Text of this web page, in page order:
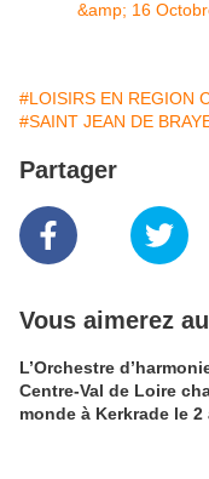
#LOISIRS EN REGION
#SAINT JEAN DE
Partager
Vous aimerez
L’Orchestre
Centre-Val de Loire
monde à Kerkrade le 2